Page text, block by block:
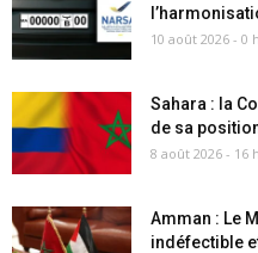
10 août 2026 - 0
Sahara : la
de sa
8 août 2026 - 16
Amman : Le
indéfectible